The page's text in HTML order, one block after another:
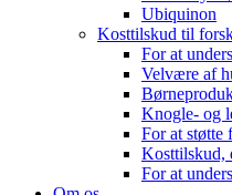
Ubiquinon
Kosttilskud til
For at
Velvære af
Knogle- og
For at støtte
Kosttilskud,
For at